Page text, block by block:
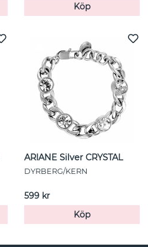
Köp
ARIANE Silver CRYSTAL
DYRBERG/KERN
599 kr
Köp